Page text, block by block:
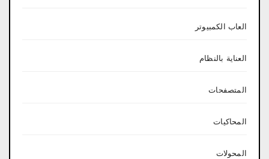
العاب الكمبيوتر
العناية بالنظام
المتصفحات
المحاكيات
المحولات